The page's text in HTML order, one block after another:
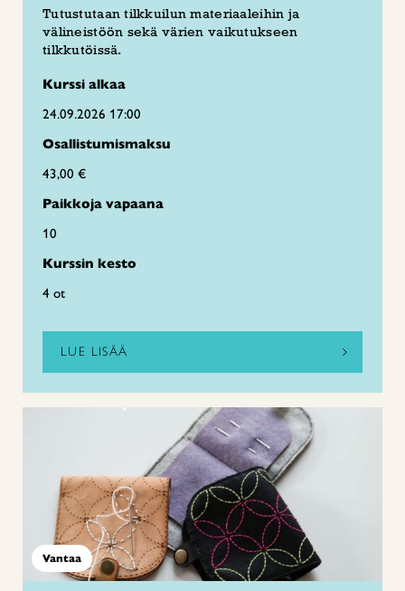
Tutustutaan tilkkuilun materiaaleihin ja
välineistöön sekä värien vaikutukseen
tilkkutöissä.
Kurssi alkaa
24.09.2026 17:00
Osallistumismaksu
43,00 €
Paikkoja vapaana
10
Kurssin kesto
4 ot
LUE LISÄÄ
Vantaa